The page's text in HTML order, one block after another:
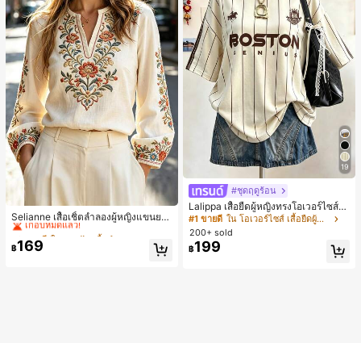
Selianne เสื้อเชิ้ตลำลองผู้หญิงแขนยา
ว คอวีเว้า ลายดอกไม้
ใน งานปัก เสื้อทำงาน
เกือบหมดแล้ว!
#2 ขายดี ใน งานปัก เสื้อทำงาน
เกือบหมดแล้ว!
#2 ขายดี ใน งานปัก เสื้อทำงาน
เกือบหมดแล้ว!
฿169
19
#ชุดฤดูร้อน
Lalippa เสื้อยืดผู้หญิงทรงโอเวอร์ไซส์ค
วามยาวกลาง คอกลม ไหล่ตก ลายพิมพ์
ตัวอักษรและลายทางแนวตั้ง สไตล์แฟชั่
นมินิมอล ของขวัญให้เพื่อน
#1 ขายดี
ใน โอเวอร์ไซส์ เสื้อยืดผู้หญิง
200+ sold
฿199